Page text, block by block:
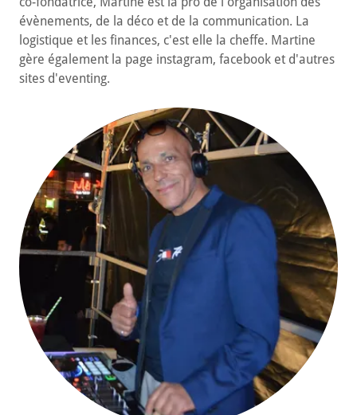
évènements, de la déco et de la communication. La
logistique et les finances, c'est elle la cheffe. Martine
gère également la page instagram, facebook et d'autres
sites d'eventing.